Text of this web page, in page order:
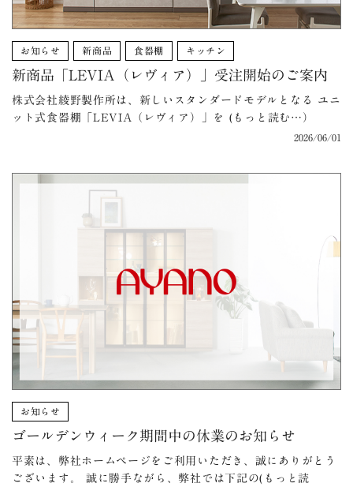
お知らせ 新商品 食器棚 キッチン
新商品「LEVIA（レヴィア）」受注開始のご案内
株式会社綾野製作所は、新しいスタンダードモデルとなる ユニ
ット式食器棚「LEVIA（レヴィア）」を (もっと読む…）
2026/06/01
お知らせ
ゴールデンウィーク期間中の休業のお知らせ
平素は、弊社ホームページをご利用いただき、誠にありがとう
ございます。 誠に勝手ながら、弊社では下記の(もっと読